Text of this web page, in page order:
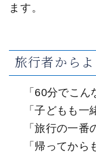
ます。
旅行者から
「60分でこ
「子どもも一
「旅行の一番
「帰ってか